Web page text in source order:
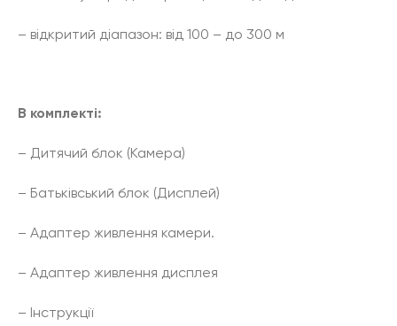
– відкритий діапазон: від 100 – до 300 м
В комплекті:
– Дитячий блок (Камера)
– Батьківський блок (Дисплей)
– Адаптер живлення камери.
– Адаптер живлення дисплея
– Інструкції